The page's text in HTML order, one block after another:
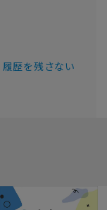
履歴を残さない